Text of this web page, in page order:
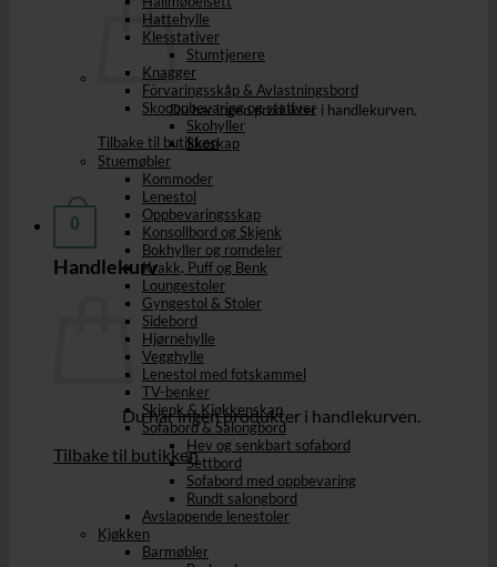
Du har ingen produkter i handlekurven.
Tilbake til butikken
0
Handlekurv
Du har ingen produkter i handlekurven.
Tilbake til butikken
Hattehylle
Klesstativer
Stumtjenere
Knagger
Förvaringsskåp & Avlastningsbord
Skooppbevaring og stativer
Skohyller
Skoskap
Stuemøbler
Kommoder
Lenestol
Oppbevaringsskap
Konsollbord og Skjenk
Bokhyller og romdeler
Krakk, Puff og Benk
Loungestoler
Gyngestol & Stoler
Sidebord
Hjørnehylle
Vegghylle
Lenestol med fotskammel
TV-benker
Skjenk & Kjøkkenskap
Sofabord & Salongbord
Hev og senkbart sofabord
Settbord
Sofabord med oppbevaring
Rundt salongbord
Avslappende lenestoler
Kjøkken
Barmøbler